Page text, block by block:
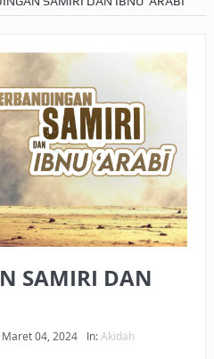
PEMBAYARAN ZAKAT
ZAKAT UANG?
HALAL JIKA SEBAB
CARA MENGANGSUR
SAMIRI DAN
Maret 04, 2024 In:Akidah